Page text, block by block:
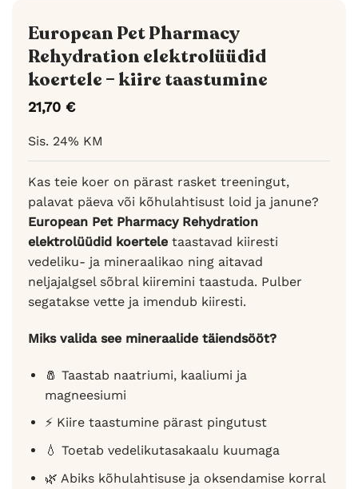
European Pet Pharmacy
Rehydration elektrolüüdid
koertele – kiire taastumine
21,70 €
Sis. 24% KM
Kas teie koer on pärast rasket treeningut,
palavat päeva või kõhulahtisust loid ja janune?
European Pet Pharmacy Rehydration
elektrolüüdid koertele taastavad kiiresti
vedeliku- ja mineraalikao ning aitavad
neljajalgsel sõbral kiiremini taastuda. Pulber
segatakse vette ja imendub kiiresti.
Miks valida see mineraalide täiendsööt?
🧂 Taastab naatriumi, kaaliumi ja
magneesiumi
⚡ Kiire taastumine pärast pingutust
💧 Toetab vedelikutasakaalu kuumaga
🌿 Abiks kõhulahtisuse ja oksendamise korral